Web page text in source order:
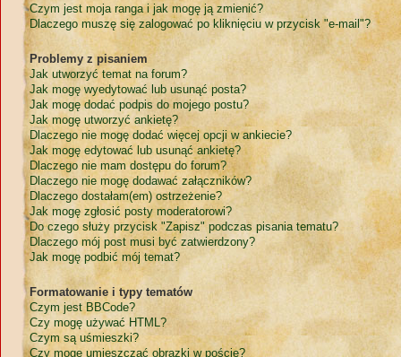
Czym jest moja ranga i jak mogę ją zmienić?
Dlaczego muszę się zalogować po kliknięciu w przycisk "e-mail"?
Problemy z pisaniem
Jak utworzyć temat na forum?
Jak mogę wyedytować lub usunąć posta?
Jak mogę dodać podpis do mojego postu?
Jak mogę utworzyć ankietę?
Dlaczego nie mogę dodać więcej opcji w ankiecie?
Jak mogę edytować lub usunąć ankietę?
Dlaczego nie mam dostępu do forum?
Dlaczego nie mogę dodawać załączników?
Dlaczego dostałam(em) ostrzeżenie?
Jak mogę zgłosić posty moderatorowi?
Do czego służy przycisk "Zapisz" podczas pisania tematu?
Dlaczego mój post musi być zatwierdzony?
Jak mogę podbić mój temat?
Formatowanie i typy tematów
Czym jest BBCode?
Czy mogę używać HTML?
Czym są uśmieszki?
Czy mogę umieszczać obrazki w poście?